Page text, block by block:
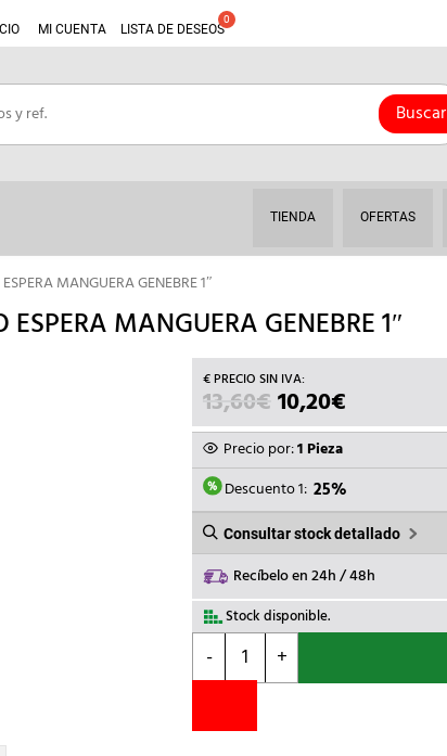
MI CUENTA LISTA DE DESEOS
Buscar
TIENDA OFERTAS
MANGUERA GENEBRE 1″
ESPERA MANGUERA GENEBRE 1″
13,60€ EL
PRECIO
ORIGINAL
ERA:
13,60€.
10,20€EL
PRECIO
ES:
10,20€.
Precio por:1 Pieza
Descuento 1: 25%
Consultar stock detallado
Recíbelo en 24h / 48h
Stock disponible.
-
GENEBRE
GRIFO
MANGUERA
+